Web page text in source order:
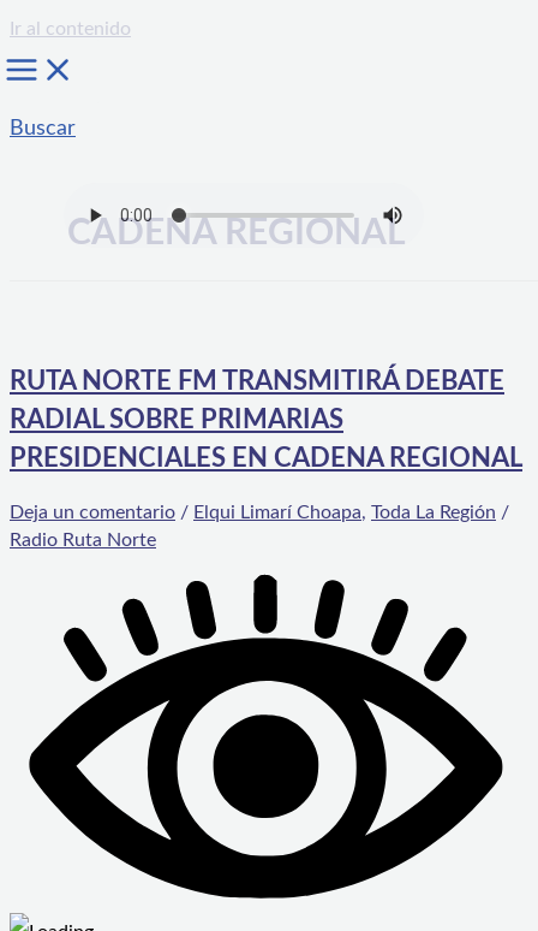
Ir al contenido
Buscar
CADENA REGIONAL
RUTA NORTE FM TRANSMITIRÁ DEBATE
RADIAL SOBRE PRIMARIAS
PRESIDENCIALES EN CADENA REGIONAL
Deja un comentario / Elqui Limarí Choapa, Toda La Región /
Radio Ruta Norte